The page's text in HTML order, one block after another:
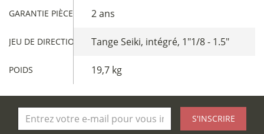
GARANTIE PIÈCES 2 ans
JEU DE DIRECTION Tange Seiki, intégré, 1"1/8 - 1.5"
POIDS 19,7 kg
S'INSCRIRE